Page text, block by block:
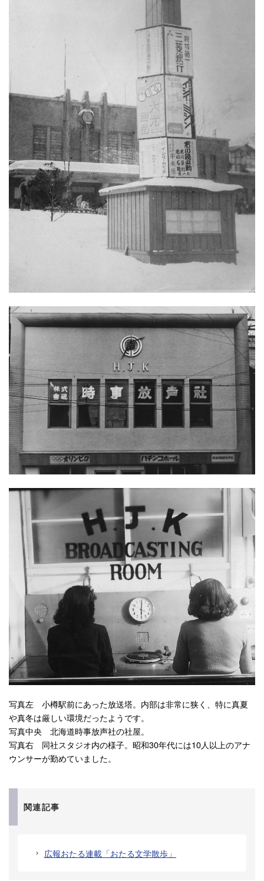
写真左 小樽駅前にあった放送塔。内部は非常に狭く、特に真夏
や真冬は厳しい環境だったようです。
写真中央 北海道時事放声社の社屋。
写真右 同社スタジオ内の様子。昭和30年代には10人以上のアナ
ウンサーが勤めていました。
関連記事
広報おたる連載「おたる文学散歩」